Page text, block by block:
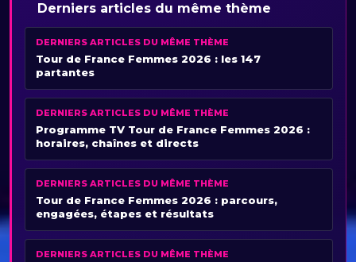
Derniers articles du même thème
DERNIERS ARTICLES DU MÊME THÈME
Tour de France Femmes 2026 : les 147
partantes
DERNIERS ARTICLES DU MÊME THÈME
Programme TV Tour de France Femmes 2026 :
horaires, chaînes et directs
DERNIERS ARTICLES DU MÊME THÈME
Tour de France Femmes 2026 : parcours,
engagées, étapes et résultats
DERNIERS ARTICLES DU MÊME THÈME